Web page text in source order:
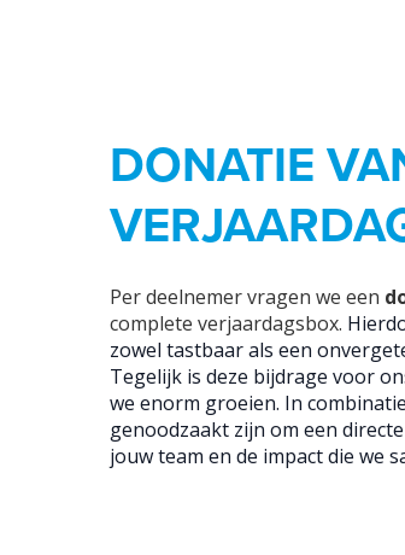
DONATIE
Per deelnemer vragen we een
complete verjaardagsbox.
zowel tastbaar als een
Tegelijk is deze bijdrage voor
we enorm groeien. In
genoodzaakt zijn om een
jouw team en de impact die we